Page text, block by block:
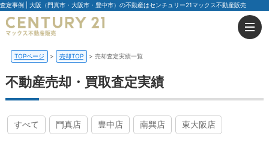
査定事例 | 大阪（門真市・大阪市・豊中市）の不動産はセンチュリー21マックス不動産販売
TOPページ 売却TOP 売却査定実績一覧
不動産売却・買取査定実績
すべて 門真店 豊中店 南巽店 東大阪店